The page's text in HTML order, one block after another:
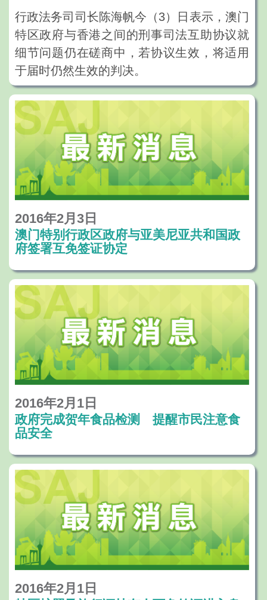
行政法务司司长陈海帆今（3）日表示，澳门
特区政府与香港之间的刑事司法互助协议就
细节问题仍在磋商中，若协议生效，将适用
于届时仍然生效的判决。
2016年2月3日
澳门特别行政区政府与亚美尼亚共和国政
府签署互免签证协定
2016年2月1日
政府完成贺年食品检测 提醒市民注意食
品安全
2016年2月1日